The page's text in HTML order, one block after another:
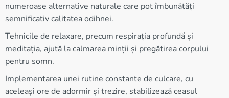
numeroase alternative naturale care pot îmbunătăți
semnificativ calitatea odihnei.
Tehnicile de relaxare, precum respirația profundă și
meditația, ajută la calmarea minții și pregătirea corpului
pentru somn.
Implementarea unei rutine constante de culcare, cu
aceleași ore de adormir și trezire, stabilizează ceasul